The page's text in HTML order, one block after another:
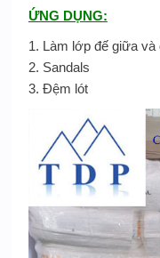
ỨNG DỤNG:
1. Làm lớp đế giữa và
2. Sandals
3. Đệm lót